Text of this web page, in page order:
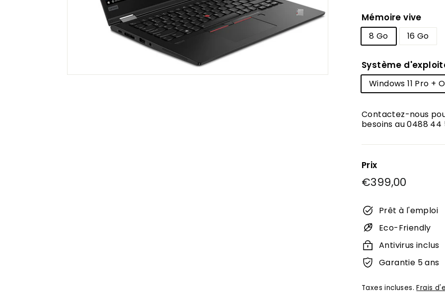
Mémoire vive
8 Go 16 Go
Système
Windows 11 Pro +
Contactez-nous
besoins au 0488
Prix
Prix
régulier
€399,00
Prêt à l'emploi
Eco-Friendly
Antivirus inclus
Garantie 5 ans
Taxes incluses.Frais